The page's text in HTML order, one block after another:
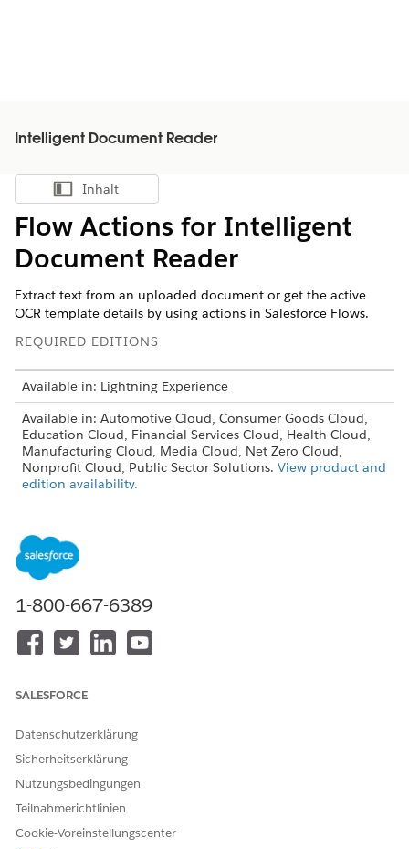
Intelligent Document Reader
Inhalt anzeigen
Inhalt
Flow Actions for Intelligent
Document Reader
Extract text from an uploaded document or get the active
OCR template details by using actions in Salesforce Flows.
REQUIRED EDITIONS
Available in: Lightning Experience
Available in: Automotive Cloud, Consumer Goods Cloud,
Education Cloud, Financial Services Cloud, Health Cloud,
Manufacturing Cloud, Media Cloud, Net Zero Cloud,
Nonprofit Cloud, Public Sector Solutions. View product and
edition availability.
Intelligent Document Reader add-on license.
For more information, see
1-800-667-6389
SALESFORCE
Datenschutzerklärung
Sicherheitserklärung
Nutzungsbedingungen
Teilnahmerichtlinien
Cookie-Voreinstellungscenter